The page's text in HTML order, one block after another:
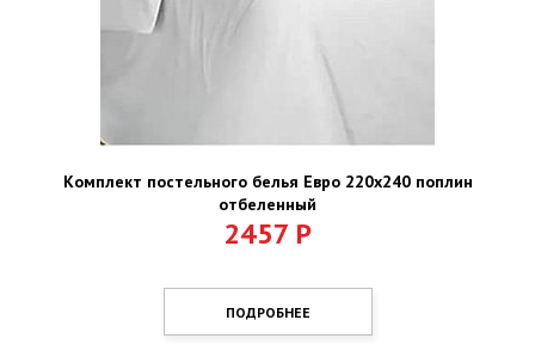
Комплект постельного белья Евро 220х240 поплин
отбеленный
2457 Р
ПОДРОБНЕЕ